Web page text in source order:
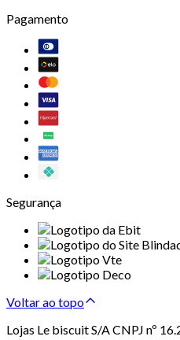
Pagamento
Segurança
Voltar ao topo
Lojas Le biscuit S/A CNPJ nº